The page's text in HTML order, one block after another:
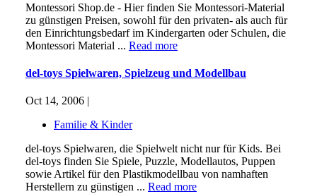
Montessori Shop.de - Hier finden Sie Montessori-Material
zu günstigen Preisen, sowohl für den privaten- als auch für
den Einrichtungsbedarf im Kindergarten oder Schulen, die
Montessori Material ... Read more
del-toys Spielwaren, Spielzeug und Modellbau
Oct 14, 2006 |
Familie & Kinder
del-toys Spielwaren, die Spielwelt nicht nur für Kids. Bei
del-toys finden Sie Spiele, Puzzle, Modellautos, Puppen
sowie Artikel für den Plastikmodellbau von namhaften
Herstellern zu günstigen ... Read more